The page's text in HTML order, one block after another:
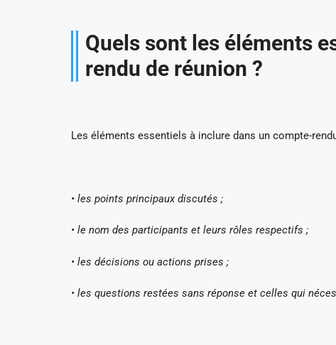
Quels sont les éléments
rendu de réunion ?
Les éléments essentiels à inclure dans un compte-
• les points principaux discutés ;
• le nom des participants et leurs rôles respectifs ;
• les décisions ou actions prises ;
• les questions restées sans réponse et celles qui